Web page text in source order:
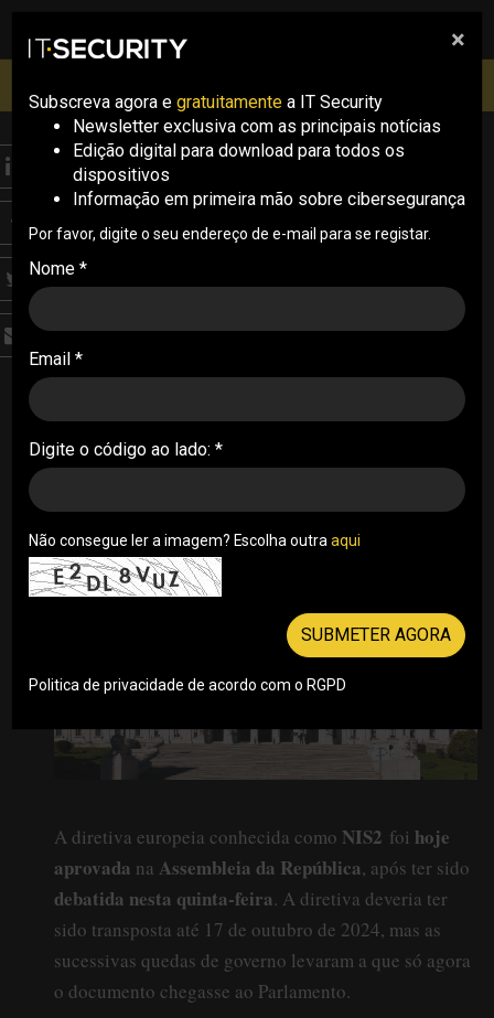
pesquisa
Inscrições abertas
COMPLIANCE
Transposição da NIS2
aprovada na
Assembleia da
República
A proposta de lei que visa transpor a diretiva
ter sido debatida em plenário
Martins . 19/09/2025
A diretiva europeia conhecida como NIS2 foi hoje
aprovada na Assembleia da República, após ter sido
debatida nesta quinta-feira. A diretiva deveria ter
sido transposta até 17 de outubro de 2024, mas as
sucessivas quedas de governo levaram a que só agora
o documento chegasse ao Parlamento.
×
Subscreva agora e gratuitamente a IT Security
Newsletter exclusiva com as principais notícias
Edição digital para download para todos os
dispositivos
Informação em primeira mão sobre cibersegurança
Por favor, digite o seu endereço de e-mail para se registar.
Nome *
Email *
Digite o código ao lado: *
Não consegue ler a imagem? Escolha outra aqui
SUBMETER AGORA
Politica de privacidade de acordo com o RGPD